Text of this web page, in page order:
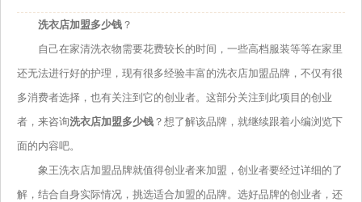
洗衣店加盟多少钱 ？
自己在家清洗衣物需要花费较长的时间，一些高档服装等等在家里
还无法进行好的护理，现有很多经验丰富的洗衣店加盟品牌，不仅有很
多消费者选择，也有关注到它的创业者。这部分关注到此项目的创业
者，来咨询洗衣店加盟多少钱 ？想了解该品牌，就继续跟着小编浏览下
面的内容吧。
象王洗衣店加盟品牌就值得创业者来加盟，创业者要经过详细的了
解，结合自身实际情况，挑选适合加盟的品牌。选好品牌的创业者，还